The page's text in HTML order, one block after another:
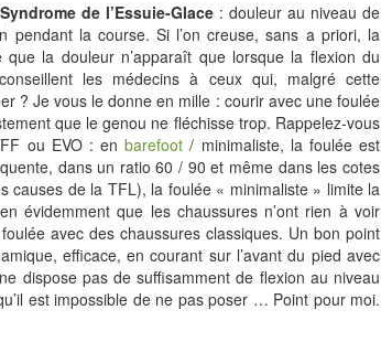
de l’Essuie-Glace : douleur au niveau de
la course. Si l’on creuse, sans a priori, la
la douleur n’apparaît que lorsque la flexion du
les médecins à ceux qui, malgré cette
? Je vous le donne en mille : courir avec une foulée
que le genou ne fléchisse trop. Rappelez-vous
ou EVO : enbarefoot / minimaliste, la foulée est
dans un ratio 60 / 90 et même dans les cotes
causes de la TFL), la foulée « minimaliste » limite la
évidemment que les chaussures n’ont rien à voir
avec des chaussures classiques. Un bon point
efficace, en courant sur l’avant du pied avec
dispose pas de suffisamment de flexion au niveau
est impossible de ne pas poser … Point pour moi.